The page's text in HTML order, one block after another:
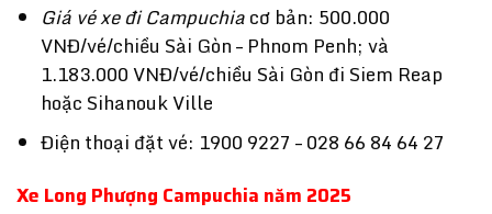
Giá vé xe đi Campuchiacơ bản: 500.000
VNĐ/vé/chiều Sài Gòn – Phnom Penh; và
1.183.000 VNĐ/vé/chiều Sài Gòn đi Siem Reap
hoặc Sihanouk Ville
Điện thoại đặt vé: 1900 9227 – 028 66 84 64 27
Xe Long Phượng Campuchia năm 2025